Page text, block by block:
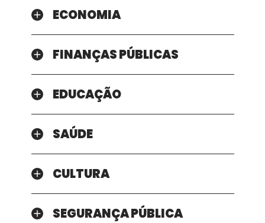
ECONOMIA
FINANÇAS PÚBLICAS
EDUCAÇÃO
SAÚDE
CULTURA
SEGURANÇA PÚBLICA